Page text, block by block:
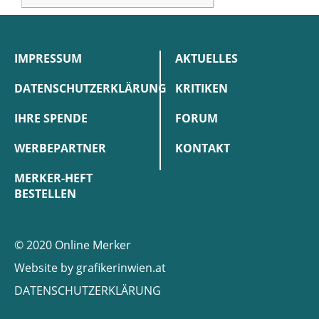
IMPRESSUM
DATENSCHUTZERKLÄRUNG
IHRE SPENDE
WERBEPARTNER
MERKER-HEFT
BESTELLEN
AKTUELLES
KRITIKEN
FORUM
KONTAKT
© 2020 Online Merker
Website by grafikerinwien.at
DATENSCHUTZERKLÄRUNG